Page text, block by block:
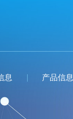
息 产品信息